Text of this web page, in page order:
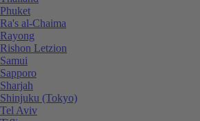
Phuket
Ra's al-Chaima
Rayong
Rishon Letzion
Samui
Sapporo
Sharjah
Shinjuku (Tokyo)
Tel Aviv